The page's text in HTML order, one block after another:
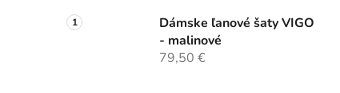
Dámske ľanové šaty VIGO
- malinové
79,50 €